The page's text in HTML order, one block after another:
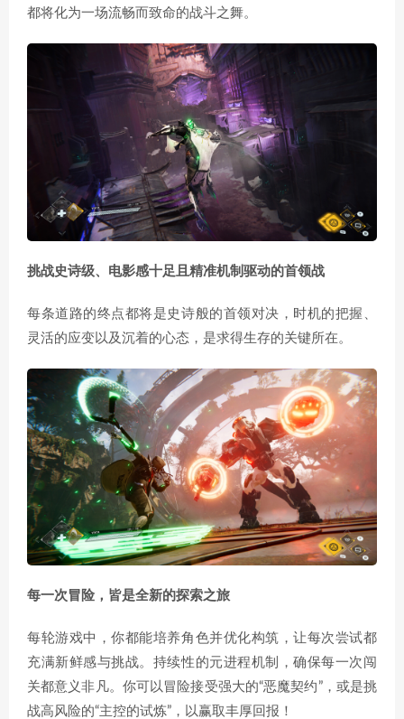
都将化为一场流畅而致命的战斗之舞。
挑战史诗级、电影感十足且精准机制驱动的首领战
每条道路的终点都将是史诗般的首领对决，时机的把握、
灵活的应变以及沉着的心态，是求得生存的关键所在。
每一次冒险，皆是全新的探索之旅
每轮游戏中，你都能培养角色并优化构筑，让每次尝试都
充满新鲜感与挑战。持续性的元进程机制，确保每一次闯
关都意义非凡。你可以冒险接受强大的“恶魔契约”，或是挑
战高风险的“主控的试炼”，以赢取丰厚回报！